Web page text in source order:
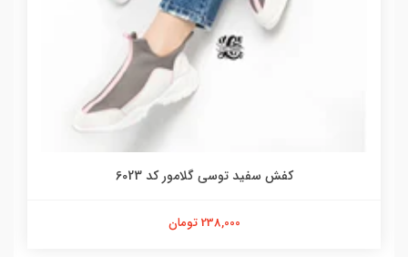
کفش سفید توسی گلامور کد 6023
238,000 تومان